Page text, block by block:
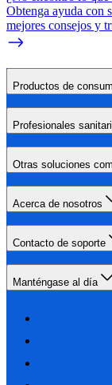
Obtenga ayuda con
mejores consejos y
Productos de
Profesionales
Otras soluciones
Acerca de nosotros
Contacto de soporte
Manténgase al día